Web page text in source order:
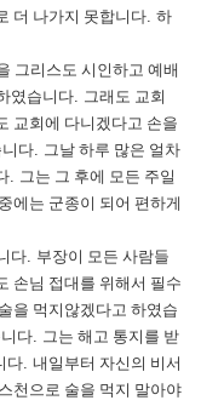
더 나가지 못합니다.하
그리스도 시인하고 예배
였습니다. 그래도 교회
교회에 다니겠다고 손을
다. 그날 하루 많은 얼차
. 그는 그 후에 모든 주일
에는 군종이 되어 편하게
다. 부장이 모든 사람들
손님 접대를 위해서 필수
을 먹지않겠다고 하였습
다. 그는 해고 통지를 받
다.내일부터 자신의 비서
천으로 술을 먹지 말아야